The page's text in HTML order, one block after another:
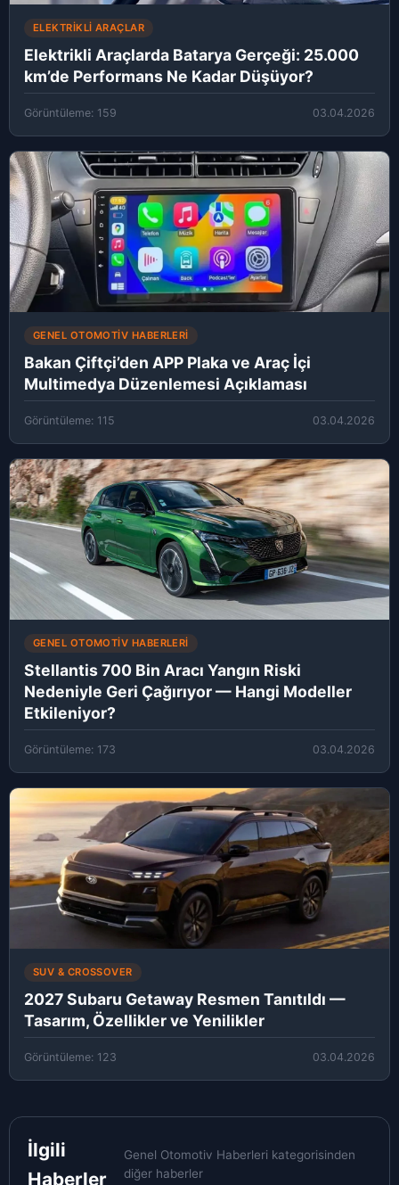
ELEKTRIKLI ARAÇLAR
Elektrikli Araçlarda Batarya Gerçeği: 25.000
km’de Performans Ne Kadar Düşüyor?
Görüntüleme: 159 03.04.2026
GENEL OTOMOTIV HABERLERI
Bakan Çiftçi’den APP Plaka ve Araç İçi
Multimedya Düzenlemesi Açıklaması
Görüntüleme: 115 03.04.2026
GENEL OTOMOTIV HABERLERI
Stellantis 700 Bin Aracı Yangın Riski
Nedeniyle Geri Çağırıyor — Hangi Modeller
Etkileniyor?
Görüntüleme: 173 03.04.2026
SUV & CROSSOVER
2027 Subaru Getaway Resmen Tanıtıldı —
Tasarım, Özellikler ve Yenilikler
Görüntüleme: 123 03.04.2026
İlgili
Haberler
Genel Otomotiv Haberleri kategorisinden
diğer haberler